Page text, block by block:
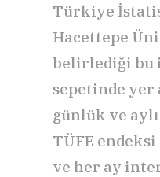
Türkiye
Hacettepe
belirlediği bu
sepetinde yer
günlük ve
TÜFE
ve her ay